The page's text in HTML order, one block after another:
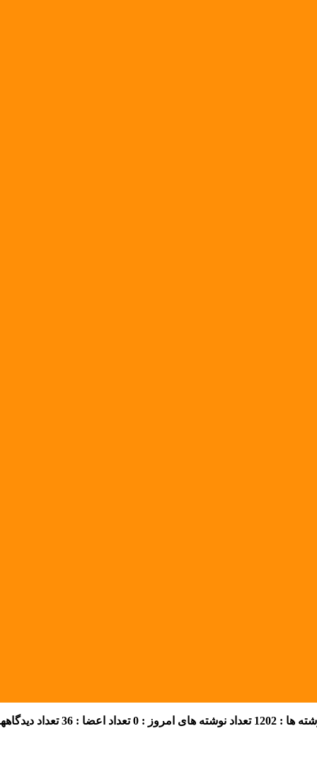
ها : 1202 تعداد نوشته های امروز : 0 تعداد اعضا : 36 تعداد دیدگاهها